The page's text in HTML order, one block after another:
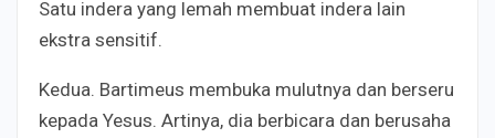
Satu indera yang lemah membuat indera lain
ekstra sensitif.
Kedua. Bartimeus membuka mulutnya dan berseru
kepada Yesus. Artinya, dia berbicara dan berusaha